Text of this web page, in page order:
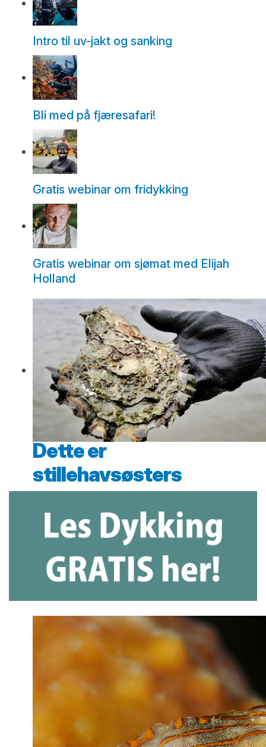
Intro til uv-jakt og sanking
Bli med på fjæresafari!
Gratis webinar om fridykking
Gratis webinar om sjømat med Elijah
Holland
Dette er
stillehavsøsters